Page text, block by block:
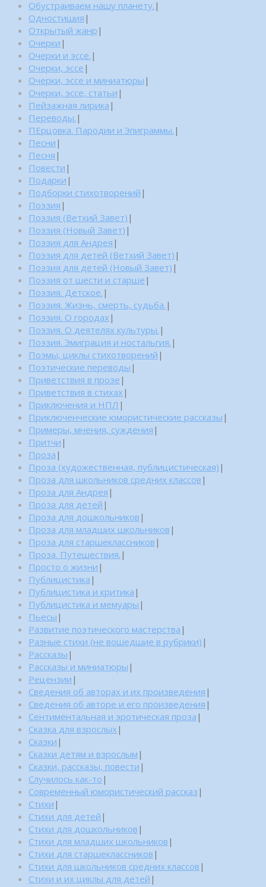
Обустраиваем нашу планету. |
Одностишия |
Открытый жанр |
Очерки |
Очерки и эссе. |
Очерки, эссе |
Очерки, эссе и миниатюры |
Очерки, эссе, статьи |
Пейзажная лирика |
Переводы. |
ПЕрцовка. Пародии и Эпиграммы. |
Песни |
Песня |
Повести |
Подарки |
Подборки стихотворений |
Поэзия |
Поэзия (Ветхий Завет) |
Поэзия (Новый Завет) |
Поэзия для Андрея |
Поэзия для детей (Ветхий Завет) |
Поэзия для детей (Новый Завет) |
Поэзия от шести и старше |
Поэзия. Детское. |
Поэзия. Жизнь, смерть, судьба. |
Поэзия. О городах |
Поэзия. О деятелях культуры. |
Поэзия. Эмиграция и ностальгия. |
Поэмы, циклы стихотворений |
Поэтические переводы |
Приветствия в прозе |
Приветствия в стихах |
Приключения и НПЛ |
Приключенческие юмористические рассказы |
Примеры, мнения, суждения |
Притчи |
Проза |
Проза (художественная, публицистическая) |
Проза для школьников средних классов |
Проза для Андрея |
Проза для детей |
Проза для дошкольников |
Проза для младших школьников |
Проза для старшеклассников |
Проза. Путешествия. |
Просто о жизни |
Публицистика |
Публицистика и критика |
Публицистика и мемуары |
Пьесы |
Развитие поэтического мастерства |
Разные стихи (не вошедшие в рубрики) |
Рассказы |
Рассказы и миниатюры |
Рецензии |
Сведения об авторах и их произведения |
Сведения об авторе и его произведения |
Сентиментальная и эротическая проза |
Сказка для взрослых |
Сказки |
Сказки детям и взрослым |
Сказки, рассказы, повести |
Случилось как-то |
Современный юмористический рассказ |
Стихи |
Стихи для детей |
Стихи для дошкольников |
Стихи для младших школьников |
Стихи для старшеклассников |
Стихи для школьников средних классов |
Стихи и их циклы для детей |